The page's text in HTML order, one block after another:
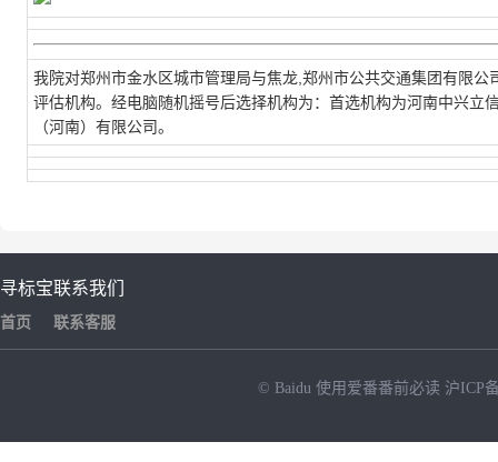
我院对郑州市金水区城市管理局与焦龙,郑州市公共交通集团有限
评估机构。经电脑随机摇号后选择机构为：首选机构为河南中兴
（河南）有限公司。
寻标宝
首页
联系我们
联系客服
© Baidu 使用爱番番前必读 沪ICP